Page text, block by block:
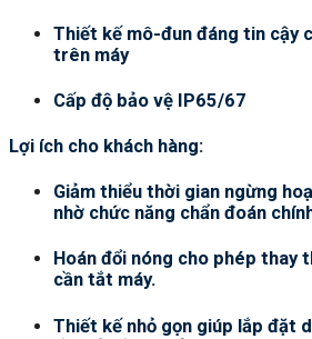
Thiết kế mô-đun đáng tin cậy
trên máy
Cấp độ bảo vệ IP65/67
Lợi ích cho khách hàng:
Giảm thiểu thời gian ngừng
nhờ chức năng chẩn đoán
Hoán đổi nóng cho phép thay
cần tắt máy.
Thiết kế nhỏ gọn giúp lắp đặt